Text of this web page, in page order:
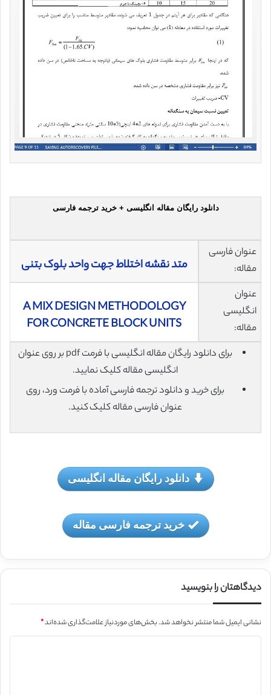
دانلود رایگان مقاله انگلیسی + خرید ترجمه فارسی
عنوان فارسی
مقاله:
متد نقشه اختلاط جهت واحد بلوک بتنی
عنوان
انگلیسی
مقاله:
A MIX DESIGN METHODOLOGY
FOR CONCRETE BLOCK UNITS
برای دانلود رایگان مقاله انگلیسی با فرمت pdf بر روی عنوان
انگلیسی مقاله کلیک نمایید.
برای خرید و دانلود ترجمه فارسی آماده با فرمت ورد، روی
عنوان فارسی مقاله کلیک کنید.
دانلود رایگان مقاله انگلیسی
خرید ترجمه فارسی مقاله
دیدگاهتان را بنویسید
نشانی ایمیل شما منتشر نخواهد شد.بخش‌های موردنیاز علامت‌گذاری شده‌اند*